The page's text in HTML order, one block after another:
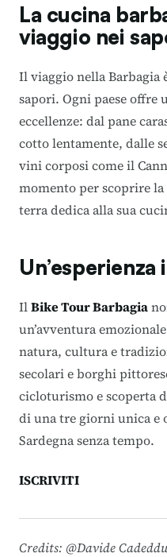
La cucina
viaggio nei
Il viaggio nella Barbagia
sapori. Ogni paese offre
eccellenze: dal pane
cotto lentamente, dalle
vini corposi come il
momento per scoprire la
terra dedica alla sua
IlBike Tour Barbagia
un’avventura
natura, cultura e
secolari e borghi
cicloturismo e scoperta
di una tre giorni unica e
Sardegna senza tempo.
ISCRIVITI
Credits: @Davide